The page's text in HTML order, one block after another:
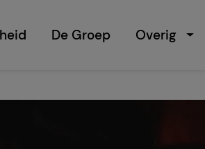
De Groep Overig